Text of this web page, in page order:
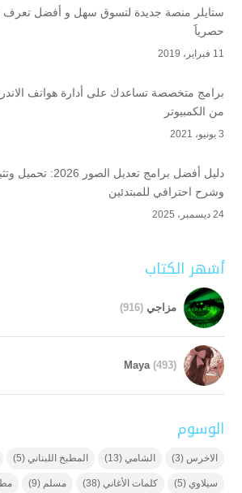
ستايلر منصة جديدة لتسوق سهل و أفضل تعرف
حصرياََ
11 فبراير، 2019
برامج متخصصة تساعدك على أدارة هواتف
من الكمبيوتر
3 يونيو، 2021
دليل أفضل برامج تعديل الصور 2026:
وشرح احترافي للمبتدئين
24 ديسمبر، 2025
أشهر الكتاب
مزاجي (916)
Maya (493)
الوسوم
الاخرس (3) الشامي (13) المطبخ اللبناني (5)
سيلاوي (5) كلمات الأغاني (38) مسلم (9)